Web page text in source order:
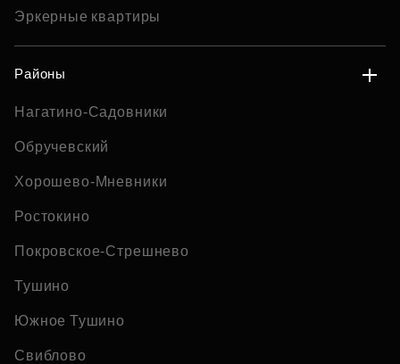
Эркерные квартиры
Районы
Нагатино-Садовники
Обручевский
Хорошево-Мневники
Ростокино
Покровское-Стрешнево
Тушино
Южное Тушино
Свиблово